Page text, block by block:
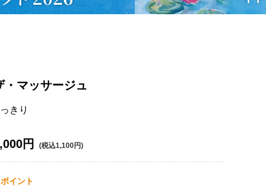
マッサージュ
きり
円 (税込1,100円)
ポイント